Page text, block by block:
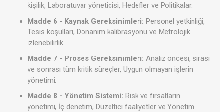
kişilik, Laboratuvar yöneticisi, Hedefler ve Politikalar.
Madde 6 - Kaynak Gereksinimleri: Personel yetkinliği,
Tesis koşulları, Donanım kalibrasyonu ve Metrolojik
izlenebilirlik.
Madde 7 - Proses Gereksinimleri: Analiz öncesi, sırası
ve sonrası tüm kritik süreçler, Uygun olmayan işlerin
yönetimi.
Madde 8 - Yönetim Sistemi: Risk ve fırsatların
yönetimi, İç denetim, Düzeltici faaliyetler ve Yönetim